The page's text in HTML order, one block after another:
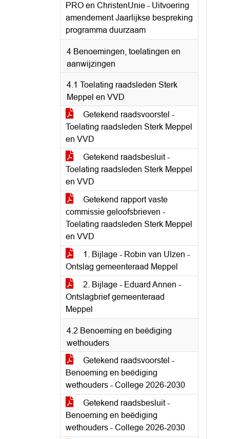
PRO en ChristenUnie - Uitvoering
amendement Jaarlijkse bespreking
programma duurzaam
4 Benoemingen, toelatingen en
aanwijzingen
4.1 Toelating raadsleden Sterk
Meppel en VVD
Getekend raadsvoorstel -
Toelating raadsleden Sterk Meppel
en VVD
Getekend raadsbesluit -
Toelating raadsleden Sterk Meppel
en VVD
Getekend rapport vaste
commissie geloofsbrieven -
Toelating raadsleden Sterk Meppel
en VVD
1. Bijlage - Robin van Ulzen -
Ontslag gemeenteraad Meppel
2. Bijlage - Eduard Annen -
Ontslagbrief gemeenteraad
Meppel
4.2 Benoeming en beëdiging
wethouders
Getekend raadsvoorstel -
Benoeming en beëdiging
wethouders - College 2026-2030
Getekend raadsbesluit -
Benoeming en beëdiging
wethouders - College 2026-2030